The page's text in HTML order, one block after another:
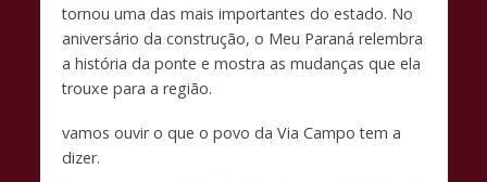
tornou uma das mais importantes do estado. No
aniversário da construção, o Meu Paraná relembra
a história da ponte e mostra as mudanças que ela
trouxe para a região.
vamos ouvir o que o povo da Via Campo tem a
dizer.